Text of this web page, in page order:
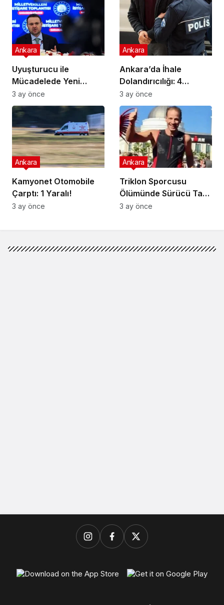
Uyuşturucu ile
Mücadelede Yeni
Adımlar Atılıyor!
Ankara
3 ay önce
Ankara’da İhale
Dolandırıcılığı: 4
Gözaltı!
Ankara
3 ay önce
Kamyonet Otomobile
Çarptı: 1 Yaralı!
Ankara
3 ay önce
Triklon Sporcusu
Ölümünde Sürücü Tam
Kusurlu!
Ankara
3 ay önce